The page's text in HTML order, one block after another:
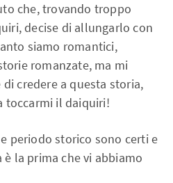
che, trovando troppo
decise di allungarlo con
siamo romantici,
romanzate, ma mi
credere a questa storia,
toccarmi il daiquiri!
periodo storico sono certi e
la prima che vi abbiamo